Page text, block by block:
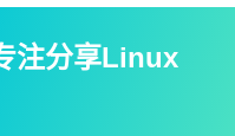
注分享Linux